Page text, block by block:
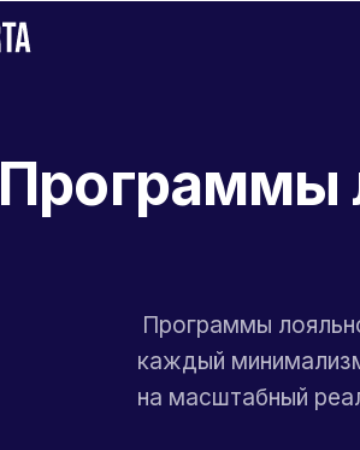
Программы
Программы
каждый
на масштабный